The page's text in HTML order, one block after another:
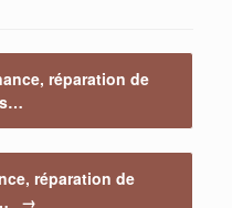
réparation de
réparation de
→